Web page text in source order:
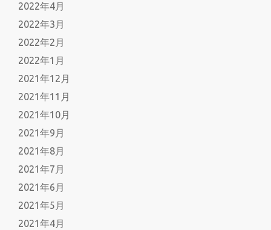
2022年4月
2022年3月
2022年2月
2022年1月
2021年12月
2021年11月
2021年10月
2021年9月
2021年8月
2021年7月
2021年6月
2021年5月
2021年4月